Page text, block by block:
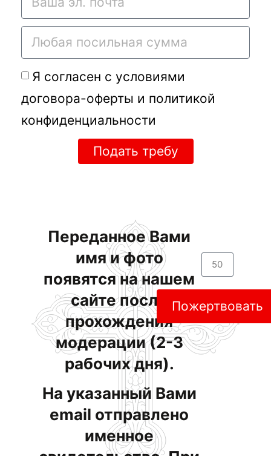
Я согласен с условиями
договора-оферты и политикой
конфиденциальности
Подать требу
Переданное Вами
имя и фото
появятся на нашем
сайте после
прохождения
модерации (2-3
рабочих дня).
На указанный Вами
email отправлено
именное
свидетельство. При
Пожертвовать